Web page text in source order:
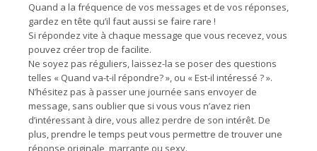
Quand a la fréquence de vos messages et de vos réponses,
gardez en tête qu’il faut aussi se faire rare !
Si répondez vite à chaque message que vous recevez, vous
pouvez créer trop de facilite.
Ne soyez pas réguliers, laissez-la se poser des questions
telles « Quand va-t-il répondre? », ou « Est-il intéressé ? ».
N’hésitez pas à passer une journée sans envoyer de
message, sans oublier que si vous vous n’avez rien
d’intéressant à dire, vous allez perdre de son intérêt. De
plus, prendre le temps peut vous permettre de trouver une
réponse originale, marrante ou sexy.